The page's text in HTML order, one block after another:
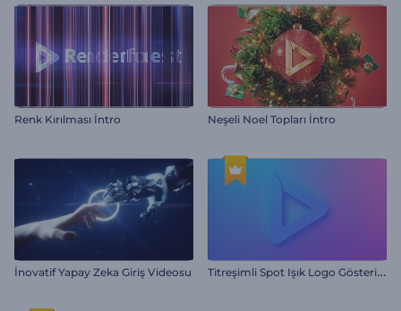
Renk Kırılması İntro Neşeli Noel Topları İntro
İnovatif Yapay Zeka Giriş Videosu T
itreşimli Spot Işık Logo Gösterimi